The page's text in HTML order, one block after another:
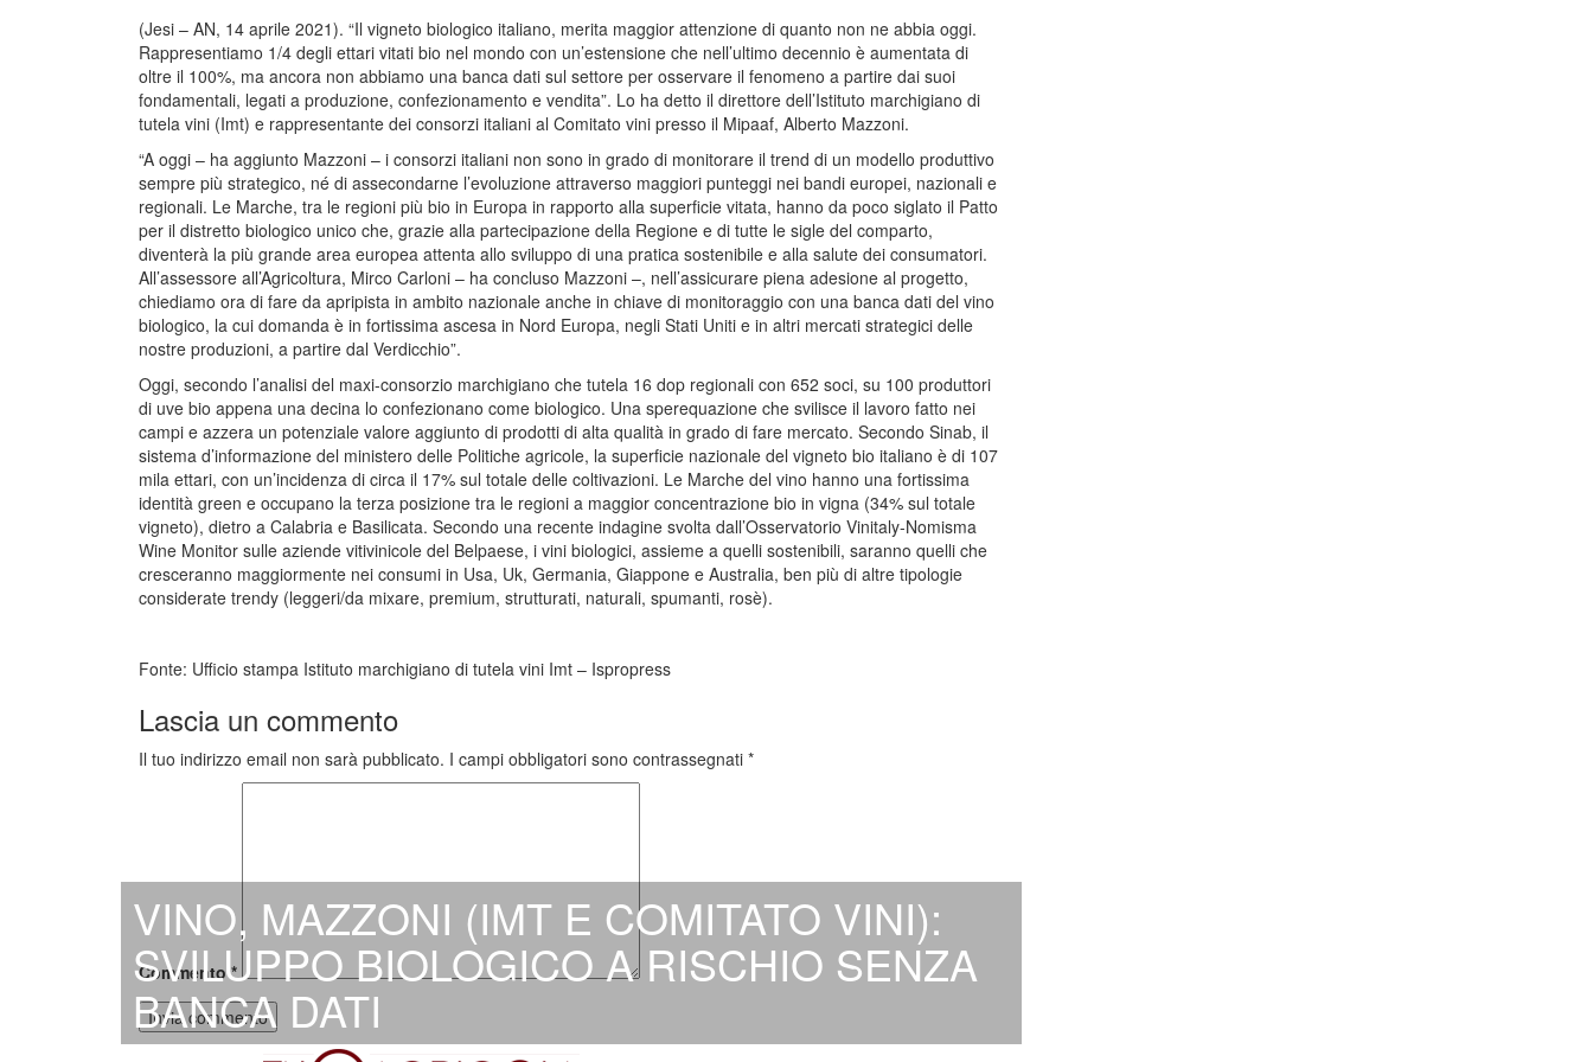
VINO, MAZZONI (IMT E COMITATO VINI):
SVILUPPO BIOLOGICO A RISCHIO SENZA
BANCA DATI
(Jesi – AN, 14 aprile 2021). “Il vigneto biologico italiano, merita maggior attenzione di quanto non ne abbia oggi.
Rappresentiamo 1/4 degli ettari vitati bio nel mondo con un’estensione che nell’ultimo decennio è aumentata di
oltre il 100%, ma ancora non abbiamo una banca dati sul settore per osservare il fenomeno a partire dai suoi
fondamentali, legati a produzione, confezionamento e vendita”. Lo ha detto il direttore dell’Istituto marchigiano di
tutela vini (Imt) e rappresentante dei consorzi italiani al Comitato vini presso il Mipaaf, Alberto Mazzoni.
“A oggi – ha aggiunto Mazzoni – i consorzi italiani non sono in grado di monitorare il trend di un modello produttivo
sempre più strategico, né di assecondarne l’evoluzione attraverso maggiori punteggi nei bandi europei, nazionali e
regionali. Le Marche, tra le regioni più bio in Europa in rapporto alla superficie vitata, hanno da poco siglato il Patto
per il distretto biologico unico che, grazie alla partecipazione della Regione e di tutte le sigle del comparto,
diventerà la più grande area europea attenta allo sviluppo di una pratica sostenibile e alla salute dei consumatori.
All’assessore all’Agricoltura, Mirco Carloni – ha concluso Mazzoni –, nell’assicurare piena adesione al progetto,
chiediamo ora di fare da apripista in ambito nazionale anche in chiave di monitoraggio con una banca dati del vino
biologico, la cui domanda è in fortissima ascesa in Nord Europa, negli Stati Uniti e in altri mercati strategici delle
nostre produzioni, a partire dal Verdicchio”.
Oggi, secondo l’analisi del maxi-consorzio marchigiano che tutela 16 dop regionali con 652 soci, su 100 produttori
di uve bio appena una decina lo confezionano come biologico. Una sperequazione che svilisce il lavoro fatto nei
campi e azzera un potenziale valore aggiunto di prodotti di alta qualità in grado di fare mercato. Secondo Sinab, il
sistema d’informazione del ministero delle Politiche agricole, la superficie nazionale del vigneto bio italiano è di 107
mila ettari, con un’incidenza di circa il 17% sul totale delle coltivazioni. Le Marche del vino hanno una fortissima
identità green e occupano la terza posizione tra le regioni a maggior concentrazione bio in vigna (34% sul totale
vigneto), dietro a Calabria e Basilicata. Secondo una recente indagine svolta dall’Osservatorio Vinitaly-Nomisma
Wine Monitor sulle aziende vitivinicole del Belpaese, i vini biologici, assieme a quelli sostenibili, saranno quelli che
cresceranno maggiormente nei consumi in Usa, Uk, Germania, Giappone e Australia, ben più di altre tipologie
considerate trendy (leggeri/da mixare, premium, strutturati, naturali, spumanti, rosè).
Fonte: Ufficio stampa Istituto marchigiano di tutela vini Imt – Ispropress
Lascia un commento
Il tuo indirizzo email non sarà pubblicato. I campi obbligatori sono contrassegnati *
Commento*